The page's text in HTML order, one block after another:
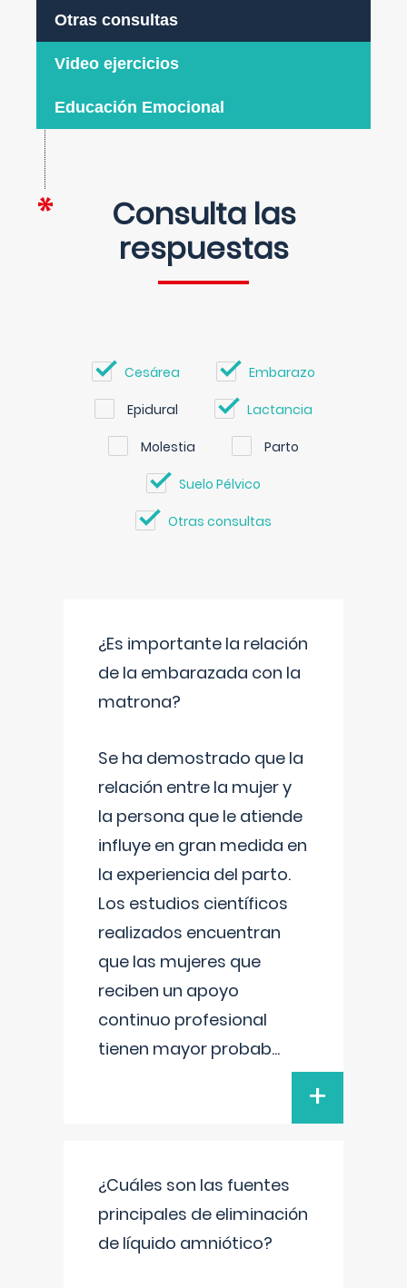
Otras consultas
Video ejercicios
Educación Emocional
Consulta las
respuestas
Cesárea Embarazo
Epidural Lactancia
Molestia Parto
Suelo Pélvico
Otras consultas
¿Es importante la relación
de la embarazada con la
matrona?
Se ha demostrado que la
relación entre la mujer y
la persona que le atiende
influye en gran medida en
la experiencia del parto.
Los estudios científicos
realizados encuentran
que las mujeres que
reciben un apoyo
continuo profesional
tienen mayor probab...
+
¿Cuáles son las fuentes
principales de eliminación
de líquido amniótico?